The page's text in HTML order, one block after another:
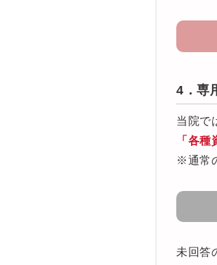
4．専
当院で
「各
※通常
未回答